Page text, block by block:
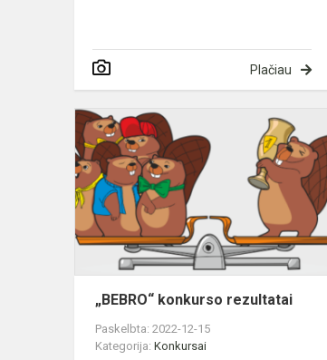
Plačiau
„BEBRO“ konkurso rezultatai
Paskelbta: 2022-12-15
Kategorija: Konkursai